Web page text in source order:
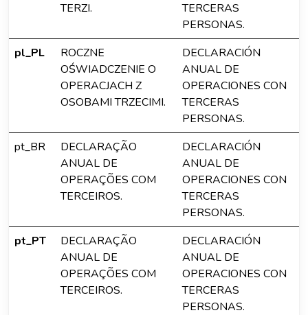
TERZI.
TERCERAS
PERSONAS.
pl_PL
ROCZNE
OŚWIADCZENIE O
OPERACJACH Z
OSOBAMI TRZECIMI.
DECLARACIÓN
ANUAL DE
OPERACIONES CON
TERCERAS
PERSONAS.
pt_BR
DECLARAÇÃO
ANUAL DE
OPERAÇÕES COM
TERCEIROS.
DECLARACIÓN
ANUAL DE
OPERACIONES CON
TERCERAS
PERSONAS.
pt_PT
DECLARAÇÃO
ANUAL DE
OPERAÇÕES COM
TERCEIROS.
DECLARACIÓN
ANUAL DE
OPERACIONES CON
TERCERAS
PERSONAS.